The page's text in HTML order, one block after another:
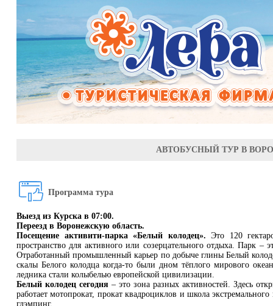
АВТОБУСНЫЙ ТУР В
Программа тура
Выезд из Курска в 07:00.
Переезд в Воронежскую область.
Посещение активити-парка «Белый колодец».Это 120
пространство для активного или созерцательного отдыха. Парк
Отработанный промышленный карьер по добыче глины Белый
скалы Белого колодца когда-то были дном тёплого мирового
ледника стали колыбелью европейской цивилизации.
Белый колодец сегодня – это зона разных активностей. Здесь
работает мотопрокат, прокат квадроциклов и школа
глэмпинг.